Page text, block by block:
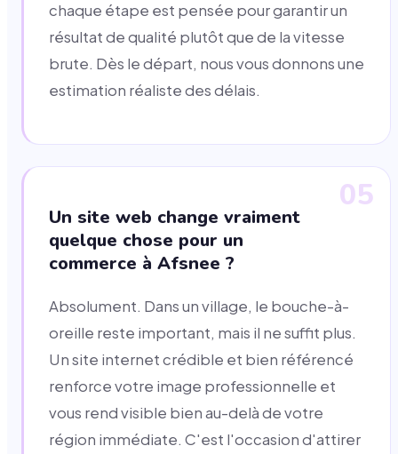
chaque étape est pensée pour garantir un
résultat de qualité plutôt que de la vitesse
brute. Dès le départ, nous vous donnons une
estimation réaliste des délais.
05
Un site web change vraiment
quelque chose pour un
commerce à Afsnee ?
Absolument. Dans un village, le bouche-à-
oreille reste important, mais il ne suffit plus.
Un site internet crédible et bien référencé
renforce votre image professionnelle et
vous rend visible bien au-delà de votre
région immédiate. C'est l'occasion d'attirer